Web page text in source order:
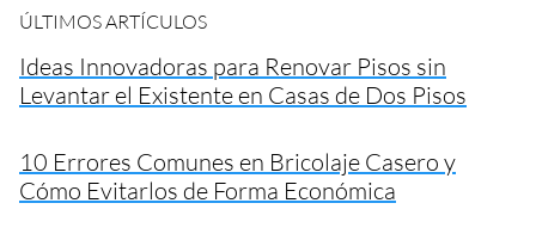
ÚLTIMOS ARTÍCULOS
Ideas Innovadoras para Renovar Pisos sin
Levantar el Existente en Casas de Dos Pisos
10 Errores Comunes en Bricolaje Casero y
Cómo Evitarlos de Forma Económica